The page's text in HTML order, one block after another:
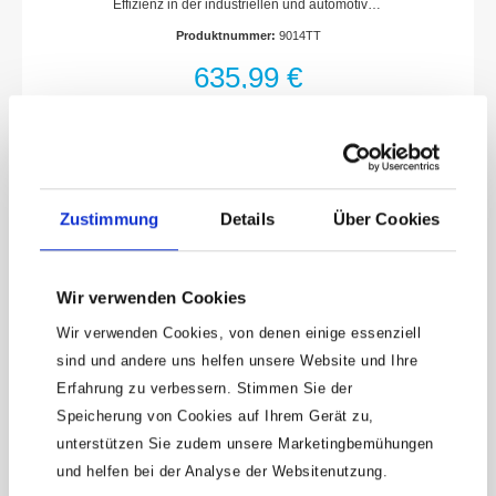
Zustimmung Details Über Cookies
Wir verwenden Cookies
Wir verwenden Cookies, von denen einige essenziell
sind und andere uns helfen unsere Website und Ihre
Erfahrung zu verbessern. Stimmen Sie der
Speicherung von Cookies auf Ihrem Gerät zu,
unterstützen Sie zudem unsere Marketingbemühungen
und helfen bei der Analyse der Websitenutzung.
Doppelhammer-Schlagwerk
Effizienz in der industriellen und automotiven
NmAbluftführung durch den Handgriff nach
untenVibrationsarmEinfache
BedienungKurze, kompakte
FlüsterschlauchHAZET Twin Turbo
mit 25 % höherer Schlagleistung
Innengewinde 20,67 mm
(1/2?)Kupplungsstecker: Nennweite 10
(inklusive)Empfohlenes Drehmoment: 1898
NmSchlauchdurchmesser (empfohlen): 19
mmBetriebsdruck (bar): 6.3Schall-
db(A) Lp WVibrationsbeschleunigung: 19.11
m/s2Lösemoment (max) ermittelt mit
Schraubengröße M: 32Rechts-/Linkslauf:
zweistufig (Rechtslauf), einstufig
Produktnummer: 9014TT
635,99 €
Keine Angebote
mehr verpassen!
15 € Gutschein* sichern!